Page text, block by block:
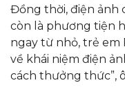
Đồng thời, điện ảnh
còn là phương tiện
ngay từ nhỏ, trẻ
về khái niệm điện
cách thưởng thức”,